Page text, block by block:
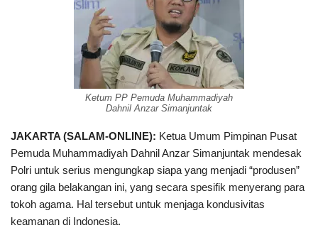
Ketum PP Pemuda Muhammadiyah
Dahnil Anzar Simanjuntak
JAKARTA (SALAM-ONLINE): Ketua Umum Pimpinan Pusat
Pemuda Muhammadiyah Dahnil Anzar Simanjuntak mendesak
Polri untuk serius mengungkap siapa yang menjadi “produsen”
orang gila belakangan ini, yang secara spesifik menyerang para
tokoh agama. Hal tersebut untuk menjaga kondusivitas
keamanan di Indonesia.